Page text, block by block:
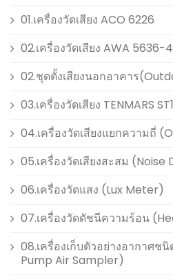
01.เครื่องวัดเสียง ACO 6226
02.เครื่องวัดเสียง AWA 5636-4
02.ชุดตั้งเสียงนอกอาคาร
03.เครื่องวัดเสียง TENMARS
04.เครื่องวัดเสียงแยกความถี่
05.เครื่องวัดเสียงสะสม
06.เครื่องวัดแสง (Lux Meter)
07.เครื่องวัดดัชนีความร้อน
08.เครื่องเก็บตัวอย่างอากาศ
Pump Air Sampler)